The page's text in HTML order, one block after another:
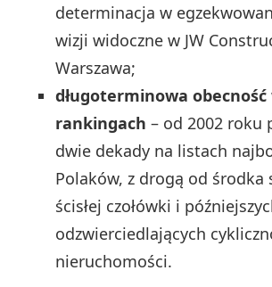
determinacja w
wizji widoczne w JW
Warszawa;
długoterminowa obecność
rankingach – od 2002 roku
dwie dekady na listach
Polaków, z drogą od środka
ścisłej czołówki i
odzwierciedlających
nieruchomości.